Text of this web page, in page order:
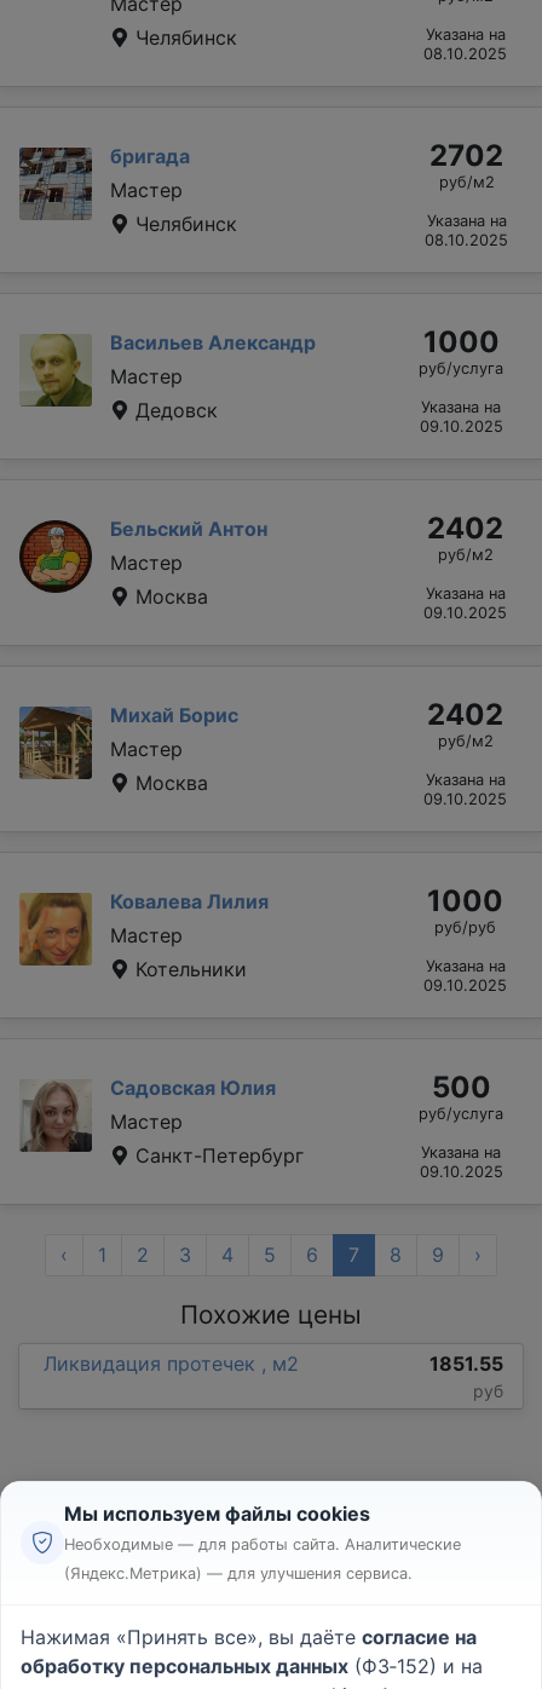
Челябинск
Указана на
08.10.2025
бригада
Мастер
Челябинск
2702
руб/м2
Указана на
08.10.2025
Васильев Александр
Мастер
Дедовск
1000
руб/услуга
Указана на
09.10.2025
Бельский Антон
Мастер
Москва
2402
руб/м2
Указана на
09.10.2025
Михай Борис
Мастер
Москва
2402
руб/м2
Указана на
09.10.2025
Ковалева Лилия
Мастер
Котельники
1000
руб/руб
Указана на
09.10.2025
Садовская Юлия
Мастер
Санкт-Петербург
500
руб/услуга
Указана на
09.10.2025
‹ 1 2 3 4 5 6 7 8 9 ›
Похожие цены
Ликвидация протечек , м2 1851.55
руб
Реклама
Пользовательское соглашение
Политика конфиденциальности
Мы используем файлы cookies
Необходимые — для работы сайта. Аналитические
(Яндекс.Метрика) — для улучшения сервиса.
Нажимая «Принять все», вы даёте согласие на
обработку персональных данных (ФЗ‑152) и на